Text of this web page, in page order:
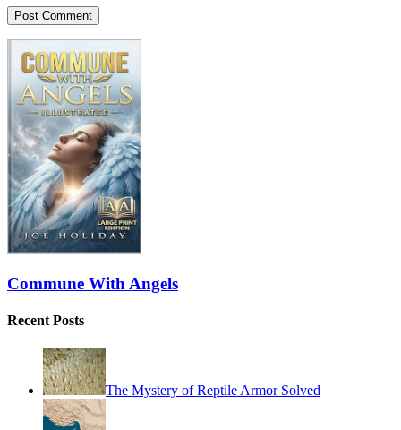
Commune With Angels
Recent Posts
The Mystery of Reptile Armor Solved